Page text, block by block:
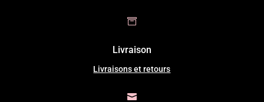

Livraison
Livraisons et retours
